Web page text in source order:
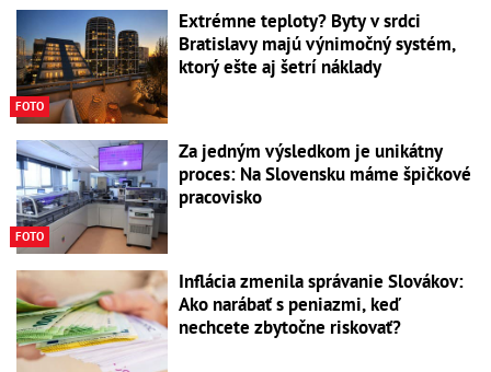
FOTO
Extrémne teploty? Byty v srdci
Bratislavy majú výnimočný systém,
ktorý ešte aj šetrí náklady
FOTO
Za jedným výsledkom je unikátny
proces: Na Slovensku máme špičkové
pracovisko
Inflácia zmenila správanie Slovákov:
Ako narábať s peniazmi, keď
nechcete zbytočne riskovať?